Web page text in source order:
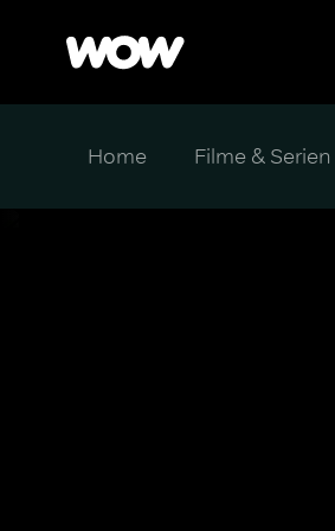
Home Filme & Serien